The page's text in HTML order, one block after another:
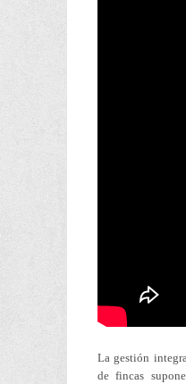
La gestión
de fincas